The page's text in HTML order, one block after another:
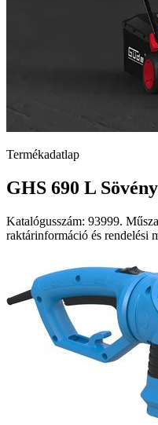
Termékadatlap
GHS 690 L
Katalógusszám: 93999.
raktárinformáció és rendelési